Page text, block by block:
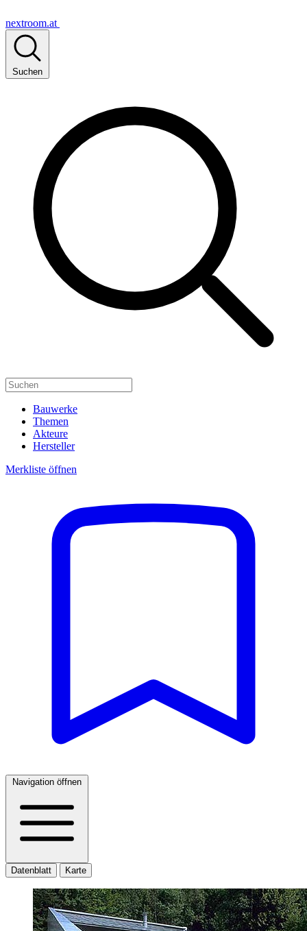
nextroom.at
Suchen
Bauwerke
Themen
Akteure
Hersteller
Merkliste öffnen
Navigation öffnen
Datenblatt Karte